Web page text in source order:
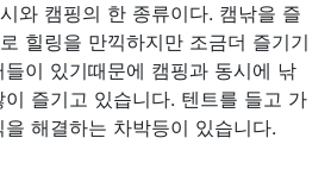
와 캠핑의 한 종류이다. 캠낚을 즐
힐링을 만끽하지만 조금더 즐기기
이 있기때문에 캠핑과 동시에 낚
즐기고 있습니다. 텐트를 들고 가
해결하는 차박등이 있습니다.